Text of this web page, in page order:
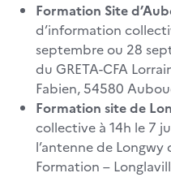
Formation Site
d’information
septembre ou 28
du GRETA-CFA
Fabien, 54580
Formation site de
collective à 14h le 7
l’antenne de Longwy
Formation –